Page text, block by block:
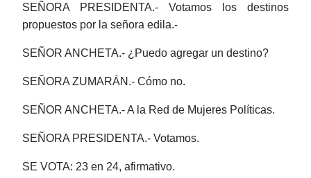
SEÑORA PRESIDENTA.- Votamos los destinos
propuestos por la señora edila.-
SEÑOR ANCHETA.- ¿Puedo agregar un destino?
SEÑORA ZUMARÁN.- Cómo no.
SEÑOR ANCHETA.- A la Red de Mujeres Políticas.
SEÑORA PRESIDENTA.- Votamos.
SE VOTA: 23 en 24, afirmativo.